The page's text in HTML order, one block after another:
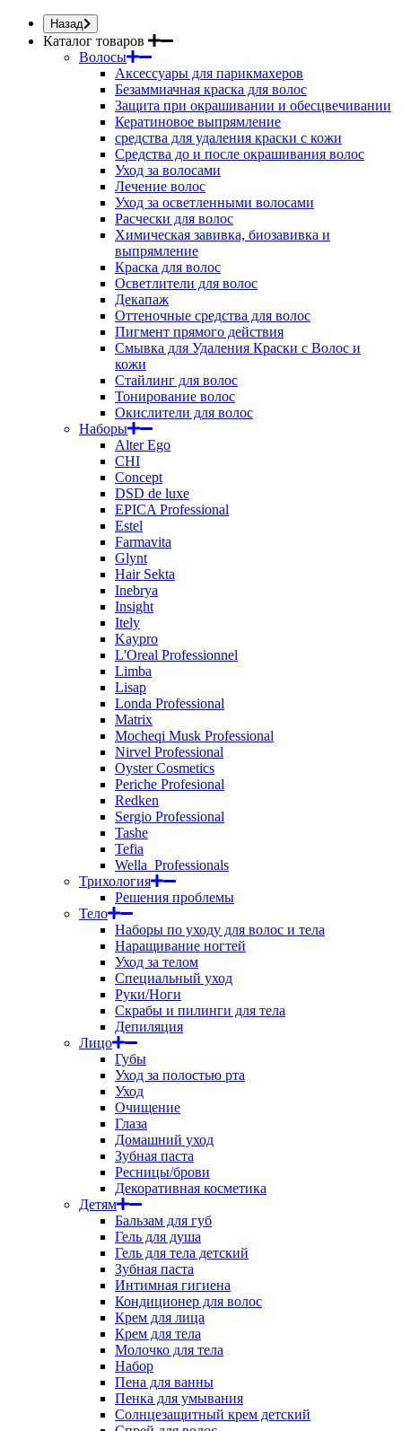
Назад
Каталог товаров
Волосы
Аксессуары для парикмахеров
Безаммиачная краска для волос
Защита при окрашивании и обесцвечивании
Кератиновое выпрямление
средства для удаления краски с кожи
Средства до и после окрашивания волос
Уход за волосами
Лечение волос
Уход за осветленными волосами
Расчески для волос
Химическая завивка, биозавивка и
выпрямление
Краска для волос
Осветлители для волос
Декапаж
Оттеночные средства для волос
Пигмент прямого действия
Смывка для Удаления Краски с Волос и
кожи
Стайлинг для волос
Тонирование волос
Окислители для волос
Наборы
Alter Ego
CHI
Concept
DSD de luxe
EPICA Professional
Estel
Farmavita
Glynt
Hair Sekta
Inebrya
Insight
Itely
Kaypro
L'Oreal Professionnel
Limba
Lisap
Londa Professional
Matrix
Mocheqi Musk Professional
Nirvel Professional
Oyster Cosmetics
Periche Profesional
Redken
Sergio Professional
Tashe
Tefia
Wella_Professionals
Трихология
Решения проблемы
Тело
Наборы по уходу для волос и тела
Наращивание ногтей
Уход за телом
Специальный уход
Руки/Ноги
Скрабы и пилинги для тела
Депиляция
Лицо
Губы
Уход за полостью рта
Уход
Очищение
Глаза
Домашний уход
Зубная паста
Ресницы/брови
Декоративная косметика
Детям
Бальзам для губ
Гель для душа
Гель для тела детский
Зубная паста
Интимная гигиена
Кондиционер для волос
Крем для лица
Крем для тела
Молочко для тела
Набор
Пена для ванны
Пенка для умывания
Солнцезащитный крем детский